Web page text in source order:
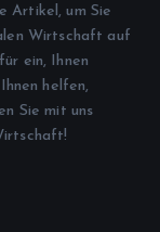
Artikel, um Sie
Wirtschaft auf
ein, Ihnen
helfen,
Sie mit uns